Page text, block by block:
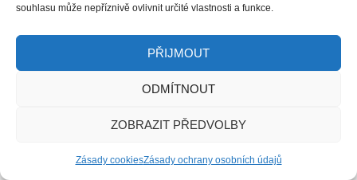
souhlasu může nepříznivě ovlivnit určité vlastnosti a funkce.
PŘIJMOUT
ODMÍTNOUT
ZOBRAZIT PŘEDVOLBY
Zásady cookiesZásady ochrany osobních údajů